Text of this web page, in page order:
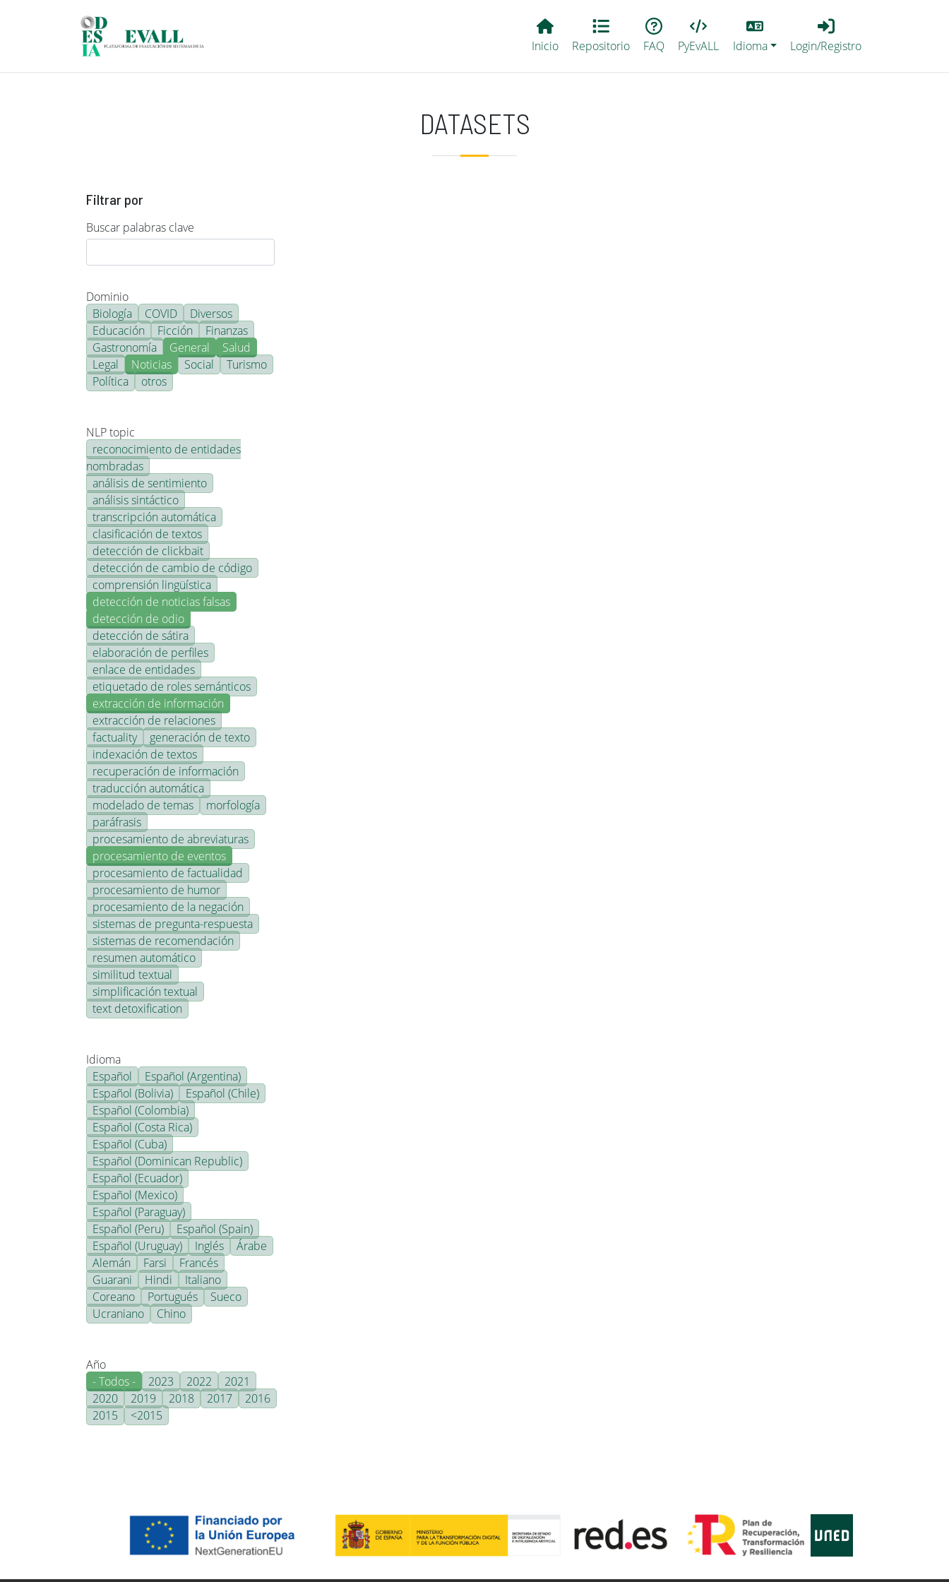
Main EvALL
Inicio Repositorio FAQ PyEvALL
Lang
Idioma
Login_Registro
Login/Registro
DATASETS
Filtrar por
Buscar palabras clave
Dominio
Biología
COVID
Diversos
Educación
Ficción
Finanzas
Gastronomía
General
Salud
Legal
Noticias Social
Turismo
Política
otros
NLP topic
reconocimiento de entidades
nombradas
análisis de sentimiento
análisis sintáctico
transcripción automática
clasificación de textos
detección de clickbait
detección de cambio de código
comprensión lingüística
detección de noticias falsas
detección de odio
detección de sátira
elaboración de perfiles
enlace de entidades
etiquetado de roles semánticos
extracción de información
extracción de relaciones
factuality
generación de texto
indexación de textos
recuperación de información
traducción automática
modelado de temas
morfología
paráfrasis
procesamiento de abreviaturas
procesamiento de eventos
procesamiento de factualidad
procesamiento de humor
procesamiento de la negación
sistemas de pregunta-respuesta
sistemas de recomendación
resumen automático
similitud textual
simplificación textual
text detoxification
Idioma
Español
Español (Argentina)
Español (Bolivia)
Español (Chile)
Español (Colombia)
Español (Costa Rica)
Español (Cuba)
Español (Dominican Republic)
Español (Ecuador)
Español (Mexico)
Español (Paraguay)
Español (Peru)
Español (Spain)
Español (Uruguay)
Inglés
Árabe
Alemán
Farsi
Francés
Guarani
Hindi
Italiano
Coreano
Portugués
Sueco
Ucraniano
Chino
Año
- Todos -
2023 2022
2021
2020
2019 2018 2017
2016
2015
<2015